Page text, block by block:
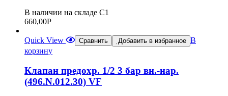
В наличии на складе С1
660,00Р
Quick View Сравнить Добавить в избранное В
корзину
Клапан предохр. 1/2 3 бар вн.-нар.
(496.N.012.30) VF